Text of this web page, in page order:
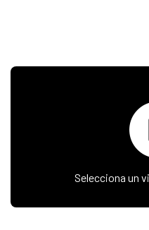
Selecciona un